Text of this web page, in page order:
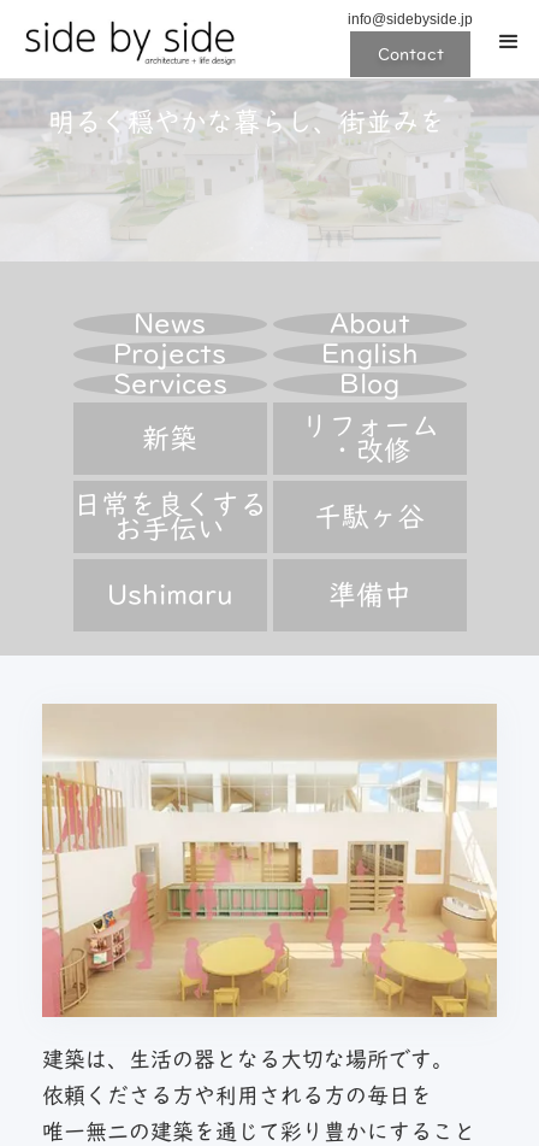
info@sidebyside.jp
Contact
明るく穏やかな暮らし、街並みを
News
About
Projects
English
Services
新築
リフォーム
・改修
日常を良くする
お手伝い
Blog
千駄ヶ谷
Ushimaru 準備中
建築は、生活の器となる大切な場所です。
依頼くださる方や利用される方の毎日を
唯一無二の建築を通じて彩り豊かにすること